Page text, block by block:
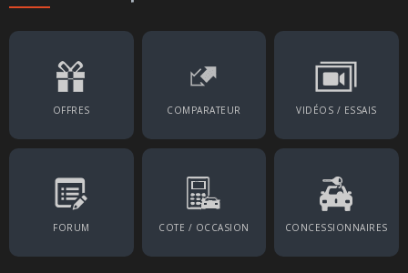
OFFRES COMPARATEUR VIDÉOS / ESSAIS
FORUM COTE / OCCASION CONCESSIONNAIRES